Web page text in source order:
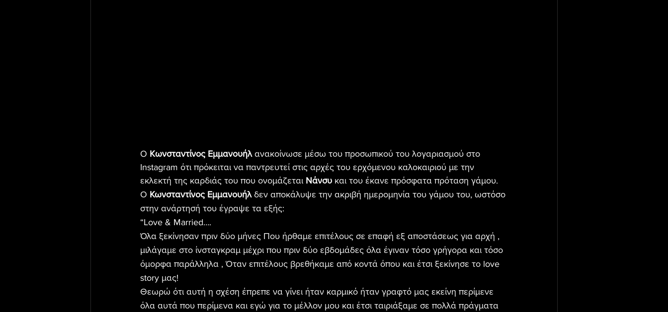
O Kωνσταντίνος Εμμανουήλ ανακοίνωσε μέσω του προσωπικού του λογαριασμού στο
Instagram ότι πρόκειται να παντρευτεί στις αρχές του ερχόμενου καλοκαιριού με την
εκλεκτή της καρδιάς του που ονομάζεται Νάνσυ και του έκανε πρόσφατα πρόταση γάμου.
Ο Κωνσταντίνος Εμμανουήλ δεν αποκάλυψε την ακριβή ημερομηνία του γάμου του, ωστόσο
στην ανάρτησή του έγραψε τα εξής:
“Love & Married….
Όλα ξεκίνησαν πριν δύο μήνες Που ήρθαμε επιτέλους σε επαφή εξ αποστάσεως για αρχή ,
μιλάγαμε στο ίνσταγκραμ μέχρι που πριν δύο εβδομάδες όλα έγιναν τόσο γρήγορα και τόσο
όμορφα παράλληλα , Όταν επιτέλους βρεθήκαμε από κοντά όπου και έτσι ξεκίνησε το love
story μας!
Θεωρώ ότι αυτή η σχέση έπρεπε να γίνει ήταν καρμικό ήταν γραφτό μας εκείνη περίμενε
όλα αυτά που περίμενα και εγώ για το μέλλον μου και έτσι ταιριάξαμε σε πολλά πράγματα